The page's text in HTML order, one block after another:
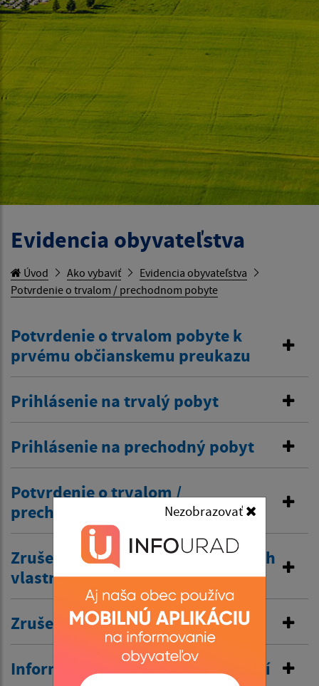
Nezobrazovať
Evidencia obyvateľstva
Úvod Ako vybaviť
Evidencia obyvateľstva
Potvrdenie o trvalom / prechodnom pobyte
Potvrdenie o trvalom pobyte k
prvému občianskemu preukazu
Prihlásenie na trvalý pobyt
Prihlásenie na prechodný pobyt
Potvrdenie o trvalom /
prechodnom pobyte
Zrušenie trvalého pobytu na návrh
vlastníka budovy
Zrušenie prechodného pobytu
Informovanie o pobyte v zahraničí